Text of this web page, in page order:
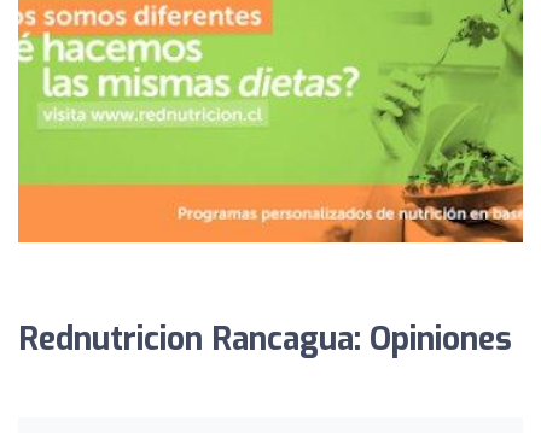
Rednutricion Rancagua: Opiniones